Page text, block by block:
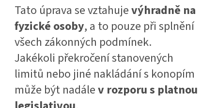
Tato úprava se vztahujevýhradně na
fyzické osoby, a to pouze při splnění
všech zákonných podmínek.
Jakékoli překročení stanovených
limitů nebo jiné nakládání s konopím
může být nadálev rozporu s platnou